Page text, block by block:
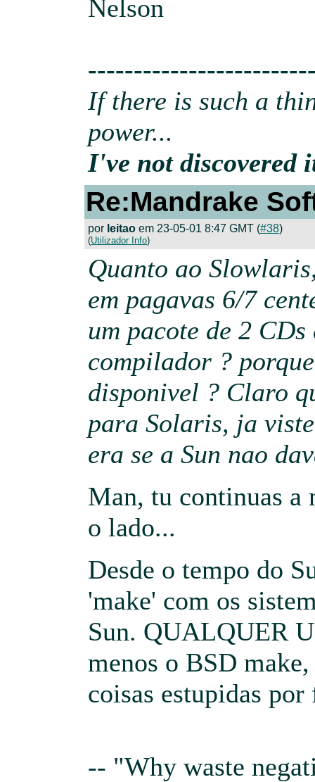
Nelson
If there is such a
power...
I've not discovered
Re:Mandrake
por leitao em 23-05-01 8:47 GMT (#38)
(Utilizador Info)
Quanto ao
em pagavas 6/7
um pacote de 2 CDs
compilador ?
disponivel ? Claro
para Solaris, ja
era se a Sun nao
Man, tu continuas a
o lado...
Desde o tempo do
'make' com os
Sun. QUALQUER
menos o BSD
coisas estupidas por
-- "Why waste